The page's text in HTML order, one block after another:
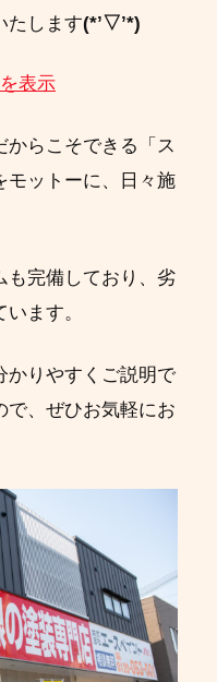
たします(*’▽’*)
からこそできる「ス
モットーに、日々施
も完備しており、劣
ます。
かりやすくご説明で
で、ぜひお気軽にお